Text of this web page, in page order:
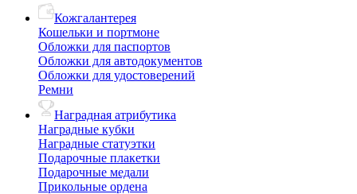
Кожгалантерея
Кошельки и портмоне
Обложки для паспортов
Обложки для автодокументов
Обложки для удостоверений
Ремни
Наградная атрибутика
Наградные кубки
Наградные статуэтки
Подарочные плакетки
Подарочные медали
Прикольные ордена